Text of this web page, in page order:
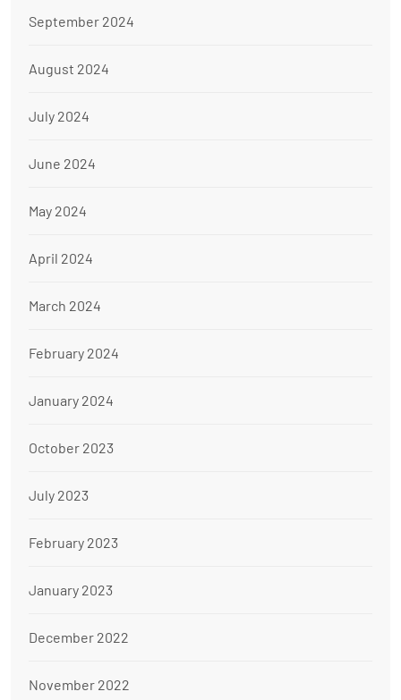
September 2024
August 2024
July 2024
June 2024
May 2024
April 2024
March 2024
February 2024
January 2024
October 2023
July 2023
February 2023
January 2023
December 2022
November 2022